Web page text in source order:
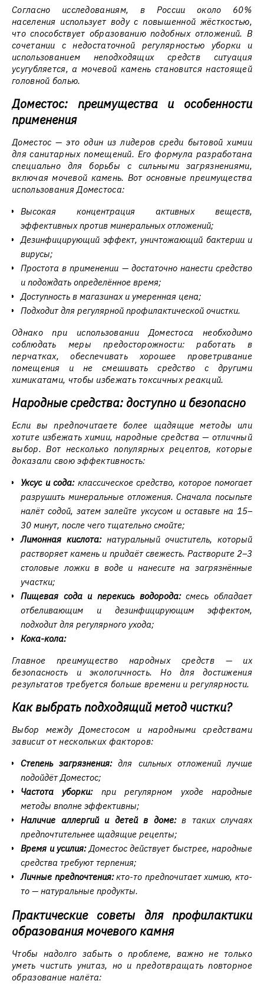
Согласно исследованиям, в России около 60%
населения использует воду с повышенной жёсткостью,
что способствует образованию подобных отложений. В
сочетании с недостаточной регулярностью уборки и
использованием неподходящих средств ситуация
усугубляется, а мочевой камень становится настоящей
головной болью.
Доместос: преимущества и особенности
применения
Доместос — это один из лидеров среди бытовой химии
для санитарных помещений. Его формула разработана
специально для борьбы с сильными загрязнениями,
включая мочевой камень. Вот основные преимущества
использования Доместоса:
Высокая концентрация активных веществ,
эффективных против минеральных отложений;
Дезинфицирующий эффект, уничтожающий бактерии и
вирусы;
Простота в применении — достаточно нанести средство
и подождать определённое время;
Доступность в магазинах и умеренная цена;
Подходит для регулярной профилактической очистки.
Однако при использовании Доместоса необходимо
соблюдать меры предосторожности: работать в
перчатках, обеспечивать хорошее проветривание
помещения и не смешивать средство с другими
химикатами, чтобы избежать токсичных реакций.
Народные средства: доступно и безопасно
Если вы предпочитаете более щадящие методы или
хотите избежать химии, народные средства — отличный
выбор. Вот несколько популярных рецептов, которые
доказали свою эффективность:
Уксус и сода:классическое средство, которое помогает
разрушить минеральные отложения. Сначала посыпьте
налёт содой, затем залейте уксусом и оставьте на 15–
30 минут, после чего тщательно смойте;
Лимонная кислота:натуральный очиститель, который
растворяет камень и придаёт свежесть. Растворите 2–3
столовые ложки в воде и нанесите на загрязнённые
участки;
Пищевая сода и перекись водорода:смесь обладает
отбеливающим и дезинфицирующим эффектом,
подходит для регулярного ухода;
Кока-кола:
Главное преимущество народных средств — их
безопасность и экологичность. Но для достижения
результатов требуется больше времени и регулярности.
Как выбрать подходящий метод чистки?
Выбор между Доместосом и народными средствами
зависит от нескольких факторов:
Степень загрязнения:для сильных отложений лучше
подойдёт Доместос;
Частота уборки:при регулярном уходе народные
методы вполне эффективны;
Наличие аллергий и детей в доме:в таких случаях
предпочтительнее щадящие рецепты;
Время и усилия:Доместос действует быстрее, народные
средства требуют терпения;
Личные предпочтения:кто-то предпочитает химию, кто-
то — натуральные продукты.
Практические советы для профилактики
образования мочевого камня
Чтобы надолго забыть о проблеме, важно не только
уметь чистить унитаз, но и предотвращать повторное
образование налёта: